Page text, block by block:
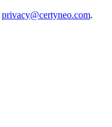
privacy@certyneo.com.